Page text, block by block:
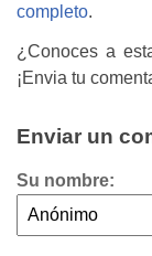
completo.
¿Conoces a
¡Envia tu
Enviar un
Su nombre: